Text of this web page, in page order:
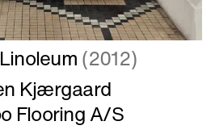
(2012)
Kjærgaard
Flooring A/S